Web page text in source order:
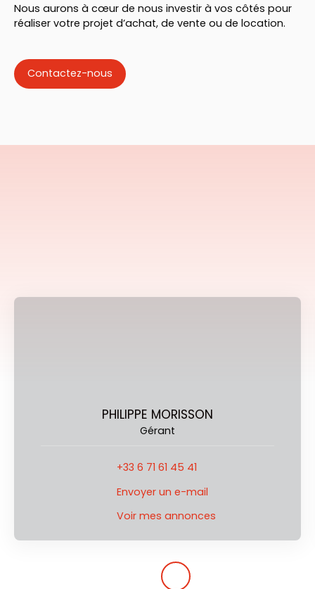
Nous aurons à cœur de nous investir à vos côtés pour
réaliser votre projet d’achat, de vente ou de location.
Contactez-nous
PHILIPPE MORISSON
Gérant
+33 6 71 61 45 41
Envoyer un e-mail
Voir mes annonces